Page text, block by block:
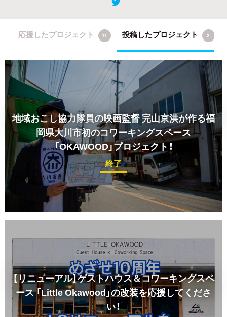
応援したプロジェクト 11 投稿したプロジェクト 2
地域おこし協力隊員の映画監督 完山京洪が作る福
岡県大川市初のコワーキングスペース
「OKAWOOD」プロジェクト！
終了
【リニューアル】ゲストハウス＆コワーキングスペ
ース「Little Okawood」の改装を応援してくださ
い！